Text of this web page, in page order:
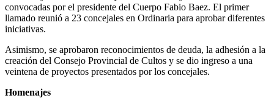
convocadas por el presidente del Cuerpo Fabio Baez. El primer
llamado reunió a 23 concejales en Ordinaria para aprobar diferentes
iniciativas.
Asimismo, se aprobaron reconocimientos de deuda, la adhesión a la
creación del Consejo Provincial de Cultos y se dio ingreso a una
veintena de proyectos presentados por los concejales.
Homenajes